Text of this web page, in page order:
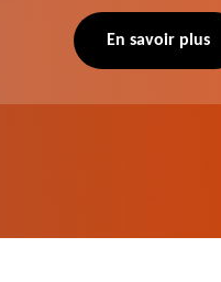
notre intervention, votre
En savoir plus